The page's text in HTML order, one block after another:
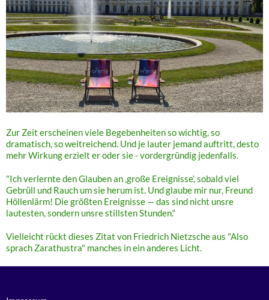
Zur Zeit erscheinen viele Begebenheiten so wichtig, so
dramatisch, so weitreichend. Und je lauter jemand auftritt, desto
mehr Wirkung erzielt er oder sie - vordergründig jedenfalls.
"Ich verlernte den Glauben an ‚große Ereignisse‘, sobald viel
Gebrüll und Rauch um sie herum ist. Und glaube mir nur, Freund
Höllenlärm! Die größten Ereignisse — das sind nicht unsre
lautesten, sondern unsre stillsten Stunden.“
Vielleicht rückt dieses Zitat von Friedrich Nietzsche aus "Also
sprach Zarathustra" manches in ein anderes Licht.